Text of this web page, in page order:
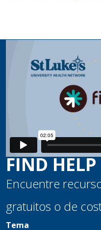
FIND HELP
Encuentre
gratuitos o de
Tema